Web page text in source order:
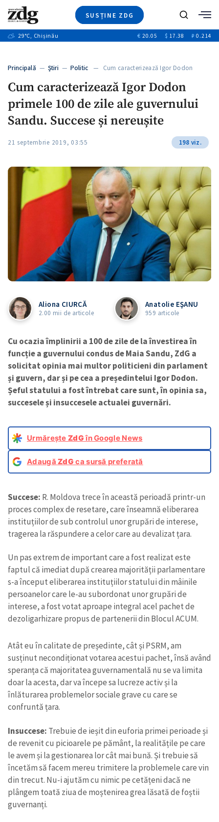
SUSȚINE ZDG
Ştiri
+11
Video
Special
Caută
29°C, Chișinău € 20.05 $ 17.38 ₽ 0.214
Principală — Ştiri — Politic — Cum caracterizează Igor Dodon
Cum caracterizează Igor Dodon
primele 100 de zile ale guvernului
Sandu. Succese și nereușite
21 septembrie 2019, 03:55 198 viz.
Aliona CIURCĂ
2.00 mii de articole
Anatolie EŞANU
959 articole
Cu ocazia împlinirii a 100 de zile de la învestirea în
funcție a guvernului condus de Maia Sandu, ZdG a
solicitat opinia mai multor politicieni din parlament
și guvern, dar și pe cea a președintelui Igor Dodon.
Șeful statului a fost întrebat care sunt, în opinia sa,
succesele și insuccesele actualei guvernări.
Urmărește ZdGîn Google News
AdaugăZdG ca sursă preferată
Succese: R. Moldova trece în această perioadă printr-un
proces complex de resetare, care înseamnă eliberarea
instituțiilor de sub controlul unor grupări de interese,
tragerea la răspundere a celor care au devalizat țara.
Un pas extrem de important care a fost realizat este
faptul că imediat după crearea majorității parlamentare
s-a început eliberarea instituțiilor statului din mâinile
persoanelor care le-au subordonat unor grupări de
interese, a fost votat aproape integral acel pachet de
dezoligarhizare propus de partenerii din Blocul ACUM.
Atât eu în calitate de președinte, cât și PSRM, am
susținut necondiționat votarea acestui pachet, însă având
speranța că majoritatea guvernamentală nu se va limita
doar la acesta, dar va începe sa lucreze activ și la
înlăturarea problemelor sociale grave cu care se
confruntă țara.
Insuccese: Trebuie de ieșit din euforia primei perioade și
de revenit cu picioarele pe pământ, la realitățile pe care
le avem și la gestionarea lor cât mai bună. Și trebuie să
încetăm să facem mereu trimitere la problemele care vin
din trecut. Nu-i ajutăm cu nimic pe cetățeni dacă ne
plângem toată ziua de moștenirea grea lăsată de foștii
guvernanți.